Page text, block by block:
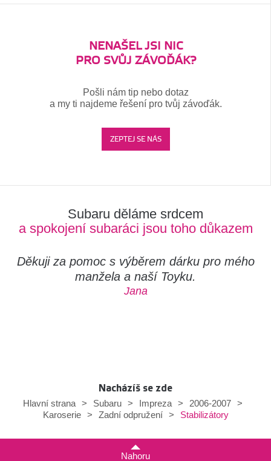
NENAŠEL JSI NIC
PRO SVŮJ ZÁVOĎÁK?
Pošli nám tip nebo dotaz
a my ti najdeme řešení pro tvůj závoďák.
ZEPTEJ SE NÁS
Subaru děláme srdcem
a spokojení subaráci jsou toho důkazem
Děkuji za pomoc s výběrem dárku pro mého
manžela a naší Toyku.
Jana
Nacházíš se zde
Hlavní strana
> Subaru > Impreza > 2006-2007
>
Karoserie
> Zadní odpružení > Stabilizátory
Nahoru